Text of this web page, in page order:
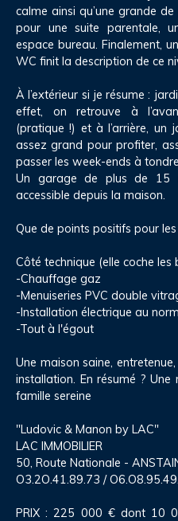
calme ainsi qu’une grande
pour une suite parentale,
espace bureau. Finalement,
WC finit la description de ce
À l’extérieur si je résume :
effet, on retrouve à
(pratique !) et à l’arrière, un
assez grand pour profiter,
passer les week-ends à
Un garage de plus de 15
accessible depuis la maison.
Que de points positifs pour
Côté technique (elle coche les
-Chauffage gaz
-Menuiseries PVC double
-Installation électrique au
-Tout à l'égout
Une maison saine,
installation. En résumé ?
famille sereine
"Ludovic & Manon by LAC"
LAC IMMOBILIER
50, Route Nationale -
O3.2O.41.89.73 /
PRIX : 225 000 € dont 10